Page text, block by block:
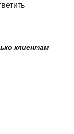
клиентам